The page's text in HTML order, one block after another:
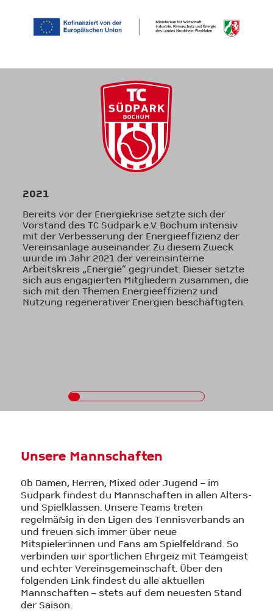
2021
Bereits vor der Energiekrise setzte sich der
Vorstand des TC Südpark e.V. Bochum intensiv
mit der Verbesserung der Energieeffizienz der
Vereinsanlage auseinander. Zu diesem Zweck
wurde im Jahr 2021 der vereinsinterne
Arbeitskreis „Energie“ gegründet. Dieser setzte
sich aus engagierten Mitgliedern zusammen, die
sich mit den Themen Energieeffizienz und
Nutzung regenerativer Energien beschäftigten.
Unsere Mannschaften
Ob Damen, Herren, Mixed oder Jugend – im
Südpark findest du Mannschaften in allen Alters-
und Spielklassen. Unsere Teams treten
regelmäßig in den Ligen des Tennisverbands an
und freuen sich immer über neue
Mitspieler:innen und Fans am Spielfeldrand. So
verbinden wir sportlichen Ehrgeiz mit Teamgeist
und echter Vereinsgemeinschaft. Über den
folgenden Link findest du alle aktuellen
Mannschaften – stets auf dem neuesten Stand
der Saison.